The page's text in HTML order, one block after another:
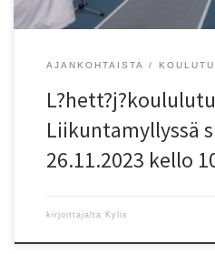
AJANKOHTAISTA
Liikuntamyllyssä
26.11.2023 kello
kirjoittajalta Kylis